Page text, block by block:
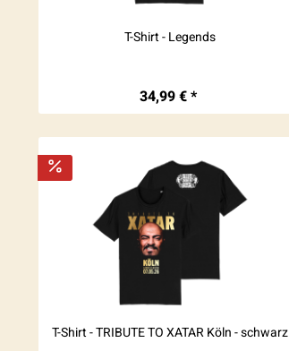
T-Shirt - Legends
34,99 € *
T-Shirt - TRIBUTE TO XATAR Köln - schwarz